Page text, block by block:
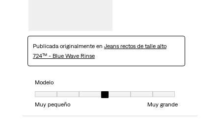
Publicada originalmente en Jeans rectos de talle alto
724™ - Blue Wave Rinse
Modelo
Modelo, 4 de 7, donde 1 es igual a Muy pequeño y 7 es igual a Muy
Muy pequeño
Muy grande